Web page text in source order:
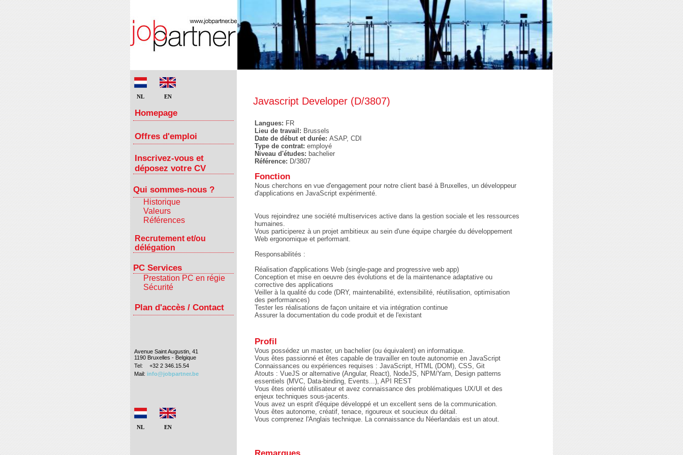
NL EN
Homepage
Offres d'emploi
Inscrivez-vous et
déposez votre CV
Qui sommes-nous ?
Historique
Valeurs
Références
Recrutement et/ou
délégation
PC Services
Prestation PC en régie
Sécurité
Plan d'accès / Contact
Avenue Saint Augustin, 41
1190 Bruxelles - Belgique
Tel:
+32 2 346.15.54
Mail: info@jobpartner.be
NL EN
Javascript Developer (D/3807)
Langues: FR
Lieu de travail: Brussels
Date de début et durée: ASAP, CDI
Type de contrat: employé
Niveau d'études: bachelier
Référence: D/3807
Fonction
Nous cherchons en vue d'engagement pour notre client basé à Bruxelles, un développeur
d'applications en JavaScript expérimenté.
Vous rejoindrez une société multiservices active dans la gestion sociale et les ressources
humaines.
Vous participerez à un projet ambitieux au sein d'une équipe chargée du développement
Web ergonomique et performant.
Responsabilités :
Réalisation d'applications Web (single-page and progressive web app)
Conception et mise en oeuvre des évolutions et de la maintenance adaptative ou
corrective des applications
Veiller à la qualité du code (DRY, maintenabilité, extensibilité, réutilisation, optimisation
des performances)
Tester les réalisations de façon unitaire et via intégration continue
Assurer la documentation du code produit et de l'existant
Profil
Vous possédez un master, un bachelier (ou équivalent) en informatique.
Vous êtes passionné et êtes capable de travailler en toute autonomie en JavaScript
Connaissances ou expériences requises : JavaScript, HTML (DOM), CSS, Git
Atouts : VueJS or alternative (Angular, React), NodeJS, NPM/Yarn, Design patterns
essentiels (MVC, Data-binding, Events...), API REST
Vous êtes orienté utilisateur et avez connaissance des problématiques UX/UI et des
enjeux techniques sous-jacents.
Vous avez un esprit d'équipe développé et un excellent sens de la communication.
Vous êtes autonome, créatif, tenace, rigoureux et soucieux du détail.
Vous comprenez l'Anglais technique. La connaissance du Néerlandais est un atout.